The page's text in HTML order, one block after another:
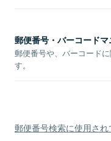
郵便番号・バーコード
郵便番号や、バーコード
す。
郵便番号検索に使用さ